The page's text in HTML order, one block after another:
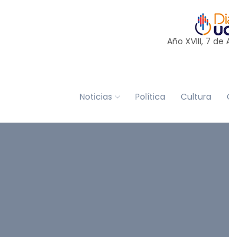
Año XVIII, 7 de
Noticias Política Cultura